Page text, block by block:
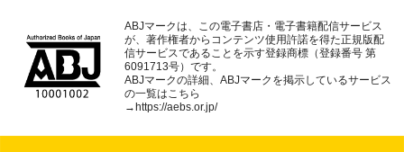
ABJマークは、この電子書店・電子書籍配信サービス
が、著作権者からコンテンツ使用許諾を得た正規版配
信サービスであることを示す登録商標（登録番号 第
6091713号）です。
ABJマークの詳細、ABJマークを掲示しているサービス
の一覧はこちら
→https://aebs.or.jp/